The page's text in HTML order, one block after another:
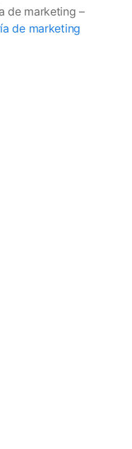
de marketing –
de marketing